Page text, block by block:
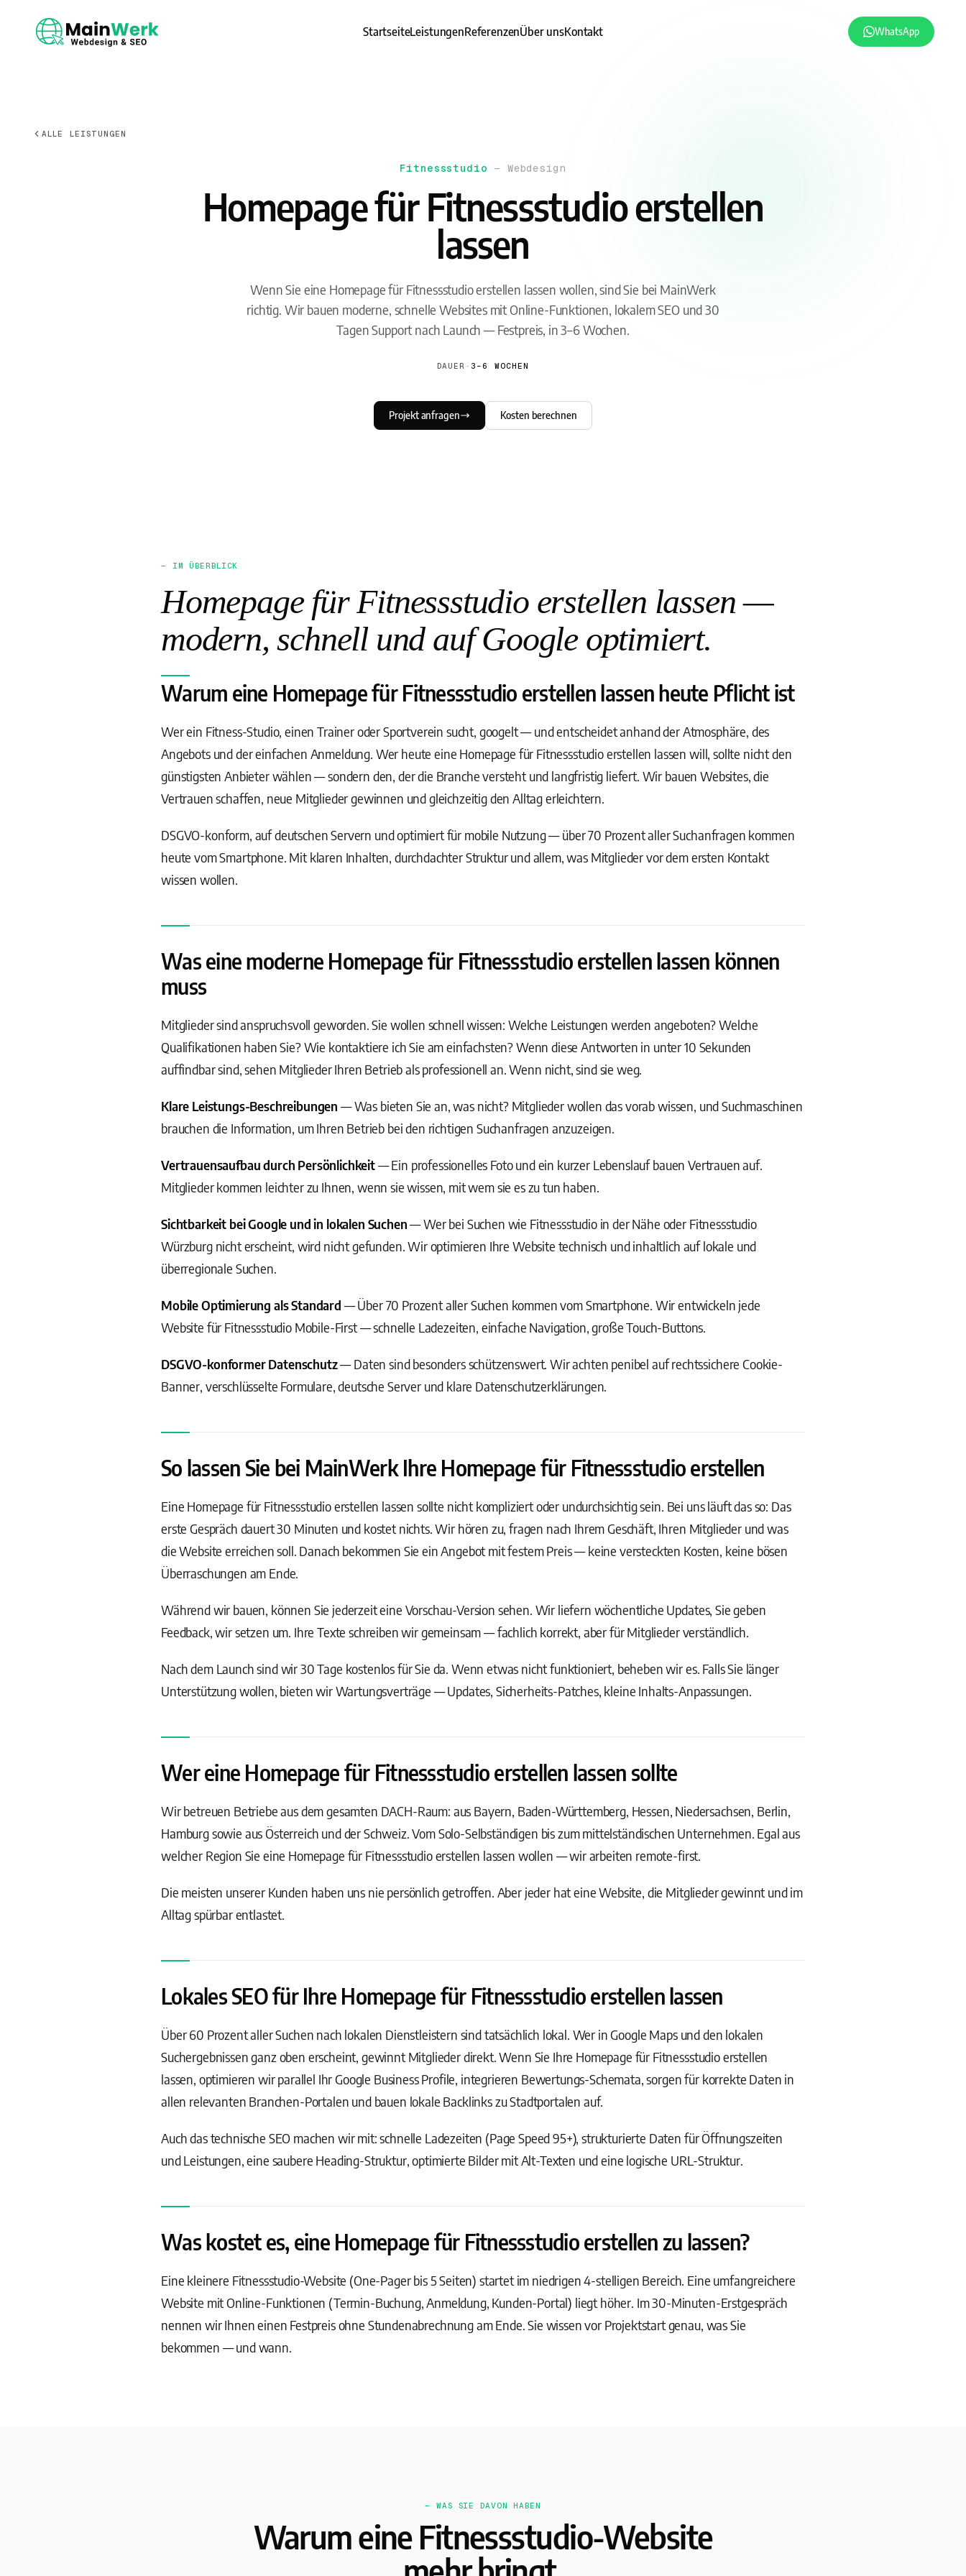
StartseiteLeistungenReferenzenÜber unsKontakt WhatsApp
ALLE LEISTUNGEN
Fitnessstudio — Webdesign
Homepage für Fitnessstudio erstellen
lassen
Wenn Sie eine Homepage für Fitnessstudio erstellen lassen wollen, sind Sie bei MainWerk
richtig. Wir bauen moderne, schnelle Websites mit Online-Funktionen, lokalem SEO und 30
Tagen Support nach Launch — Festpreis, in 3–6 Wochen.
DAUER · 3–6 WOCHEN
Projekt anfragen Kosten berechnen
— IM ÜBERBLICK
Homepage für Fitnessstudio erstellen lassen —
modern, schnell und auf Google optimiert.
Warum eine Homepage für Fitnessstudio erstellen lassen heute Pflicht ist
Wer ein Fitness-Studio, einen Trainer oder Sportverein sucht, googelt — und entscheidet anhand der Atmosphäre, des
Angebots und der einfachen Anmeldung. Wer heute eine Homepage für Fitnessstudio erstellen lassen will, sollte nicht den
günstigsten Anbieter wählen — sondern den, der die Branche versteht und langfristig liefert. Wir bauen Websites, die
Vertrauen schaffen, neue Mitglieder gewinnen und gleichzeitig den Alltag erleichtern.
DSGVO-konform, auf deutschen Servern und optimiert für mobile Nutzung — über 70 Prozent aller Suchanfragen kommen
heute vom Smartphone. Mit klaren Inhalten, durchdachter Struktur und allem, was Mitglieder vor dem ersten Kontakt
wissen wollen.
Was eine moderne Homepage für Fitnessstudio erstellen lassen können
muss
Mitglieder sind anspruchsvoll geworden. Sie wollen schnell wissen: Welche Leistungen werden angeboten? Welche
Qualifikationen haben Sie? Wie kontaktiere ich Sie am einfachsten? Wenn diese Antworten in unter 10 Sekunden
auffindbar sind, sehen Mitglieder Ihren Betrieb als professionell an. Wenn nicht, sind sie weg.
Klare Leistungs-Beschreibungen — Was bieten Sie an, was nicht? Mitglieder wollen das vorab wissen, und Suchmaschinen
brauchen die Information, um Ihren Betrieb bei den richtigen Suchanfragen anzuzeigen.
Vertrauensaufbau durch Persönlichkeit— Ein professionelles Foto und ein kurzer Lebenslauf bauen Vertrauen auf.
Mitglieder kommen leichter zu Ihnen, wenn sie wissen, mit wem sie es zu tun haben.
Sichtbarkeit bei Google und in lokalen Suchen— Wer bei Suchen wie Fitnessstudio in der Nähe oder Fitnessstudio
Würzburg nicht erscheint, wird nicht gefunden. Wir optimieren Ihre Website technisch und inhaltlich auf lokale und
überregionale Suchen.
Mobile Optimierung als Standard — Über 70 Prozent aller Suchen kommen vom Smartphone. Wir entwickeln jede
Website für Fitnessstudio Mobile-First — schnelle Ladezeiten, einfache Navigation, große Touch-Buttons.
DSGVO-konformer Datenschutz— Daten sind besonders schützenswert. Wir achten penibel auf rechtssichere Cookie-
Banner, verschlüsselte Formulare, deutsche Server und klare Datenschutzerklärungen.
So lassen Sie bei MainWerk Ihre Homepage für Fitnessstudio erstellen
Eine Homepage für Fitnessstudio erstellen lassen sollte nicht kompliziert oder undurchsichtig sein. Bei uns läuft das so: Das
erste Gespräch dauert 30 Minuten und kostet nichts. Wir hören zu, fragen nach Ihrem Geschäft, Ihren Mitglieder und was
die Website erreichen soll. Danach bekommen Sie ein Angebot mit festem Preis — keine versteckten Kosten, keine bösen
Überraschungen am Ende.
Während wir bauen, können Sie jederzeit eine Vorschau-Version sehen. Wir liefern wöchentliche Updates, Sie geben
Feedback, wir setzen um. Ihre Texte schreiben wir gemeinsam — fachlich korrekt, aber für Mitglieder verständlich.
Nach dem Launch sind wir 30 Tage kostenlos für Sie da. Wenn etwas nicht funktioniert, beheben wir es. Falls Sie länger
Unterstützung wollen, bieten wir Wartungsverträge — Updates, Sicherheits-Patches, kleine Inhalts-Anpassungen.
Wer eine Homepage für Fitnessstudio erstellen lassen sollte
Wir betreuen Betriebe aus dem gesamten DACH-Raum: aus Bayern, Baden-Württemberg, Hessen, Niedersachsen, Berlin,
Hamburg sowie aus Österreich und der Schweiz. Vom Solo-Selbständigen bis zum mittelständischen Unternehmen. Egal aus
welcher Region Sie eine Homepage für Fitnessstudio erstellen lassen wollen — wir arbeiten remote-first.
Die meisten unserer Kunden haben uns nie persönlich getroffen. Aber jeder hat eine Website, die Mitglieder gewinnt und im
Alltag spürbar entlastet.
Lokales SEO für Ihre Homepage für Fitnessstudio erstellen lassen
Über 60 Prozent aller Suchen nach lokalen Dienstleistern sind tatsächlich lokal. Wer in Google Maps und den lokalen
Suchergebnissen ganz oben erscheint, gewinnt Mitglieder direkt. Wenn Sie Ihre Homepage für Fitnessstudio erstellen
lassen, optimieren wir parallel Ihr Google Business Profile, integrieren Bewertungs-Schemata, sorgen für korrekte Daten in
allen relevanten Branchen-Portalen und bauen lokale Backlinks zu Stadtportalen auf.
Auch das technische SEO machen wir mit: schnelle Ladezeiten (Page Speed 95+), strukturierte Daten für Öffnungszeiten
und Leistungen, eine saubere Heading-Struktur, optimierte Bilder mit Alt-Texten und eine logische URL-Struktur.
Was kostet es, eine Homepage für Fitnessstudio erstellen zu lassen?
Eine kleinere Fitnessstudio-Website (One-Pager bis 5 Seiten) startet im niedrigen 4-stelligen Bereich. Eine umfangreichere
Website mit Online-Funktionen (Termin-Buchung, Anmeldung, Kunden-Portal) liegt höher. Im 30-Minuten-Erstgespräch
nennen wir Ihnen einen Festpreis ohne Stundenabrechnung am Ende. Sie wissen vor Projektstart genau, was Sie
bekommen — und wann.
— WAS SIE DAVON HABEN
Warum eine Fitnessstudio-Website